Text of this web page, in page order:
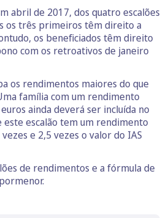
abril de 2017, dos quatro escalões
os três primeiros têm direito a
os beneficiados têm direito
com os retroativos de janeiro
os rendimentos maiores do que
família com um rendimento
ainda deverá ser incluída no
este escalão tem um rendimento
e 2,5 vezes o valor do IAS
de rendimentos e a fórmula de